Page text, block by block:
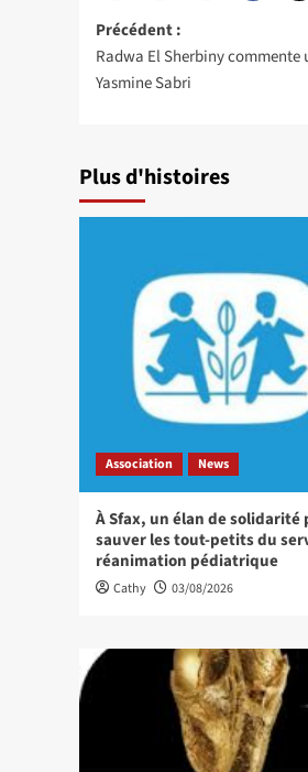
Navigation
d’article
Précédent :
Radwa El Sherbiny commente
Yasmine Sabri
Plus d'histoires
Association News
À Sfax, un élan de solidarité
sauver les tout-petits du
réanimation pédiatrique
Cathy 03/08/2026